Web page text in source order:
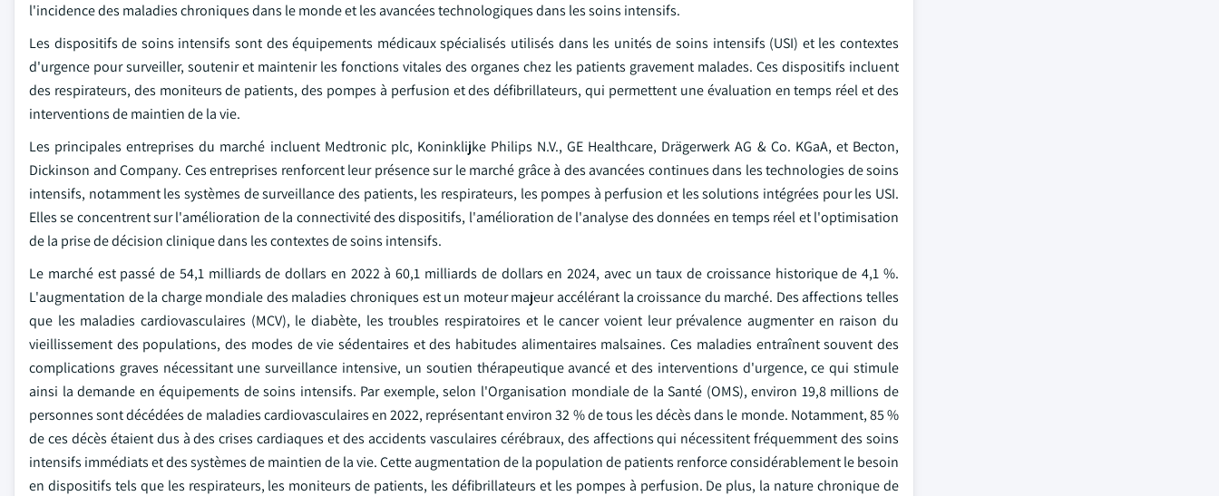
l'incidence des maladies chroniques dans le monde et les avancées technologiques dans les soins intensifs.
Les dispositifs de soins intensifs sont des équipements médicaux spécialisés utilisés dans les unités de soins intensifs (USI) et les contextes
d'urgence pour surveiller, soutenir et maintenir les fonctions vitales des organes chez les patients gravement malades. Ces dispositifs incluent
des respirateurs, des moniteurs de patients, des pompes à perfusion et des défibrillateurs, qui permettent une évaluation en temps réel et des
interventions de maintien de la vie.
Les principales entreprises du marché incluent Medtronic plc, Koninklijke Philips N.V., GE Healthcare, Drägerwerk AG & Co. KGaA, et Becton,
Dickinson and Company. Ces entreprises renforcent leur présence sur le marché grâce à des avancées continues dans les technologies de soins
intensifs, notamment les systèmes de surveillance des patients, les respirateurs, les pompes à perfusion et les solutions intégrées pour les USI.
Elles se concentrent sur l'amélioration de la connectivité des dispositifs, l'amélioration de l'analyse des données en temps réel et l'optimisation
de la prise de décision clinique dans les contextes de soins intensifs.
Le marché est passé de 54,1 milliards de dollars en 2022 à 60,1 milliards de dollars en 2024, avec un taux de croissance historique de 4,1 %.
L'augmentation de la charge mondiale des maladies chroniques est un moteur majeur accélérant la croissance du marché. Des affections telles
que les maladies cardiovasculaires (MCV), le diabète, les troubles respiratoires et le cancer voient leur prévalence augmenter en raison du
vieillissement des populations, des modes de vie sédentaires et des habitudes alimentaires malsaines. Ces maladies entraînent souvent des
complications graves nécessitant une surveillance intensive, un soutien thérapeutique avancé et des interventions d'urgence, ce qui stimule
ainsi la demande en équipements de soins intensifs. Par exemple, selon l'Organisation mondiale de la Santé (OMS), environ 19,8 millions de
personnes sont décédées de maladies cardiovasculaires en 2022, représentant environ 32 % de tous les décès dans le monde. Notamment, 85 %
de ces décès étaient dus à des crises cardiaques et des accidents vasculaires cérébraux, des affections qui nécessitent fréquemment des soins
intensifs immédiats et des systèmes de maintien de la vie. Cette augmentation de la population de patients renforce considérablement le besoin
en dispositifs tels que les respirateurs, les moniteurs de patients, les défibrillateurs et les pompes à perfusion. De plus, la nature chronique de